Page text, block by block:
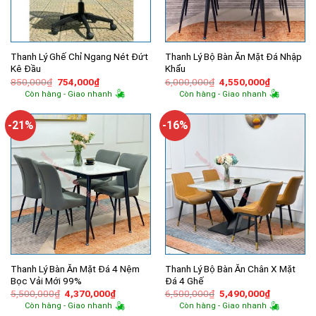
Thanh Lý Ghế Chỉ Ngang Nét Đứt
Kê Đầu
850,000₫ Giá
gốc
là:
754,000₫Giá
hiện
tại
754,000₫.
Còn hàng - Giao nhanh
Thanh Lý Bộ Bàn Ăn Mặt Đá Nhập
Khẩu
6,000,000₫ Giá
gốc
là:
4,550,000₫Giá
hiện
tại
Còn hàng - Giao nhanh
-21%
Thanh Lý Bàn Ăn Mặt Đá 4 Nệm
Bọc Vải Mới 99%
5,500,000₫ Giá
gốc
là:
4,370,000₫Giá
hiện
tại
Còn hàng - Giao nhanh
-16%
Thanh Lý Bộ Bàn Ăn Chân X Mặt
Đá 4 Ghế
6,500,000₫ Giá
gốc
là:
5,490,000₫Giá
hiện
tại
Còn hàng - Giao nhanh